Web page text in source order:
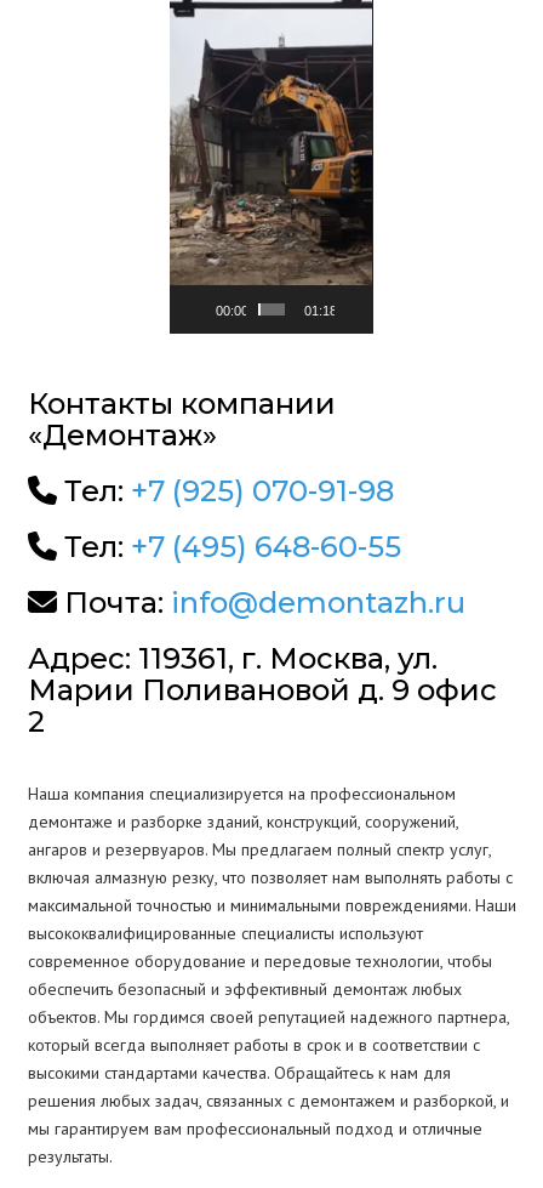
00:00 01:18
Контакты компании
«Демонтаж»
Тел: +7 (925) 070-91-98
Тел: +7 (495) 648-60-55
Почта: info@demontazh.ru
Адрес: 119361, г. Москва, ул.
Марии Поливановой д. 9 офис
2
Наша компания специализируется на профессиональном
демонтаже и разборке зданий, конструкций, сооружений,
ангаров и резервуаров. Мы предлагаем полный спектр услуг,
включая алмазную резку, что позволяет нам выполнять работы с
максимальной точностью и минимальными повреждениями. Наши
высококвалифицированные специалисты используют
современное оборудование и передовые технологии, чтобы
обеспечить безопасный и эффективный демонтаж любых
объектов. Мы гордимся своей репутацией надежного партнера,
который всегда выполняет работы в срок и в соответствии с
высокими стандартами качества. Обращайтесь к нам для
решения любых задач, связанных с демонтажем и разборкой, и
мы гарантируем вам профессиональный подход и отличные
результаты.